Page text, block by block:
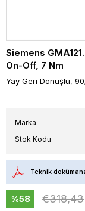
Siemens
On-Off, 7 Nm
Yay Geri Dönüşlü,
Marka
Stok Kodu
Teknik
%58
€318,43